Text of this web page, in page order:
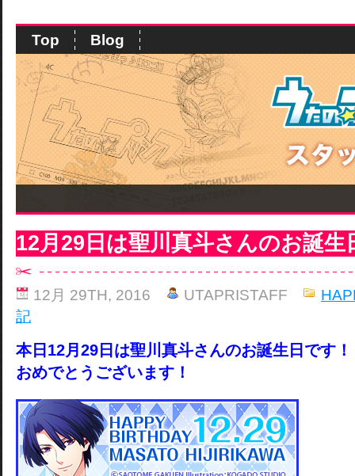
Top Blog
12月29日は聖川真斗さんのお誕生
12月 29TH, 2016 UTAPRISTAFF
記
本日12月29日は聖川真斗さんのお誕生日です！
おめでとうございます！